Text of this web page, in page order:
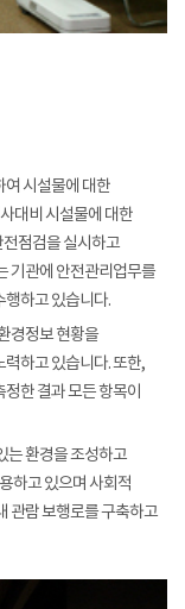
여 시설물에 대한
대비 시설물에 대한
전점검을 실시하고
기관에 안전관리업무를
행하고 있습니다.
경정보 현황을
하고 있습니다. 또한,
한 결과 모든 항목이
는 환경을 조성하고
하고 있으며 사회적
관람 보행로를 구축하고